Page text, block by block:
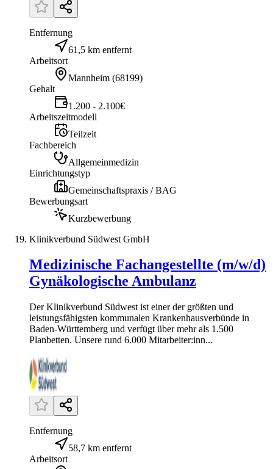
Entfernung
61,5 km entfernt
Arbeitsort
Mannheim (68199)
Gehalt
1.200 - 2.100€
Arbeitszeitmodell
Teilzeit
Fachbereich
Allgemeinmedizin
Einrichtungstyp
Gemeinschaftspraxis / BAG
Bewerbungsart
Kurzbewerbung
Klinikverbund Südwest GmbH
Medizinische Fachangestellte (m/w/d)
Gynäkologische Ambulanz
Der Klinikverbund Südwest ist einer der größten und
leistungsfähigsten kommunalen Krankenhausverbünde in
Baden-Württemberg und verfügt über mehr als 1.500
Planbetten. Unsere rund 6.000 Mitarbeiter:inn...
Entfernung
58,7 km entfernt
Arbeitsort